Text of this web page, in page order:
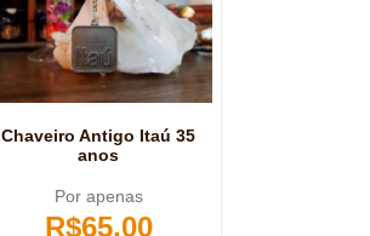
Chaveiro Antigo Itaú 35
anos
Por apenas
R$65,00